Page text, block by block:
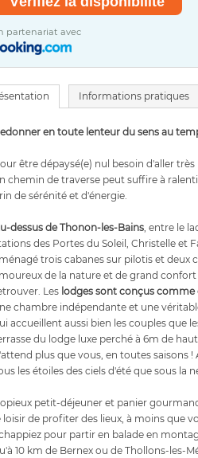
partenariat avec
Informations pratiques
en toute lenteur du sens au
être dépaysé(e) nul besoin d'aller
chemin de traverse peut suffire à
de sérénité et d'énergie.
dessus de Thonon-les-Bains, entre le
des Portes du Soleil, Christelle et
trois cabanes sur pilotis et deux
de la nature et de grand
Les lodges sont conçus comme
chambre indépendante et une
accueillent aussi bien les couples que
du lodge luxe perché à 6m de
plus que vous, en toutes saisons !
les étoiles des ciels d'été que sous la
petit-déjeuner et panier
loisir de profiter des lieux, à moins que
pour partir en balade en
10 km de Bernex ou de Thollons-les-